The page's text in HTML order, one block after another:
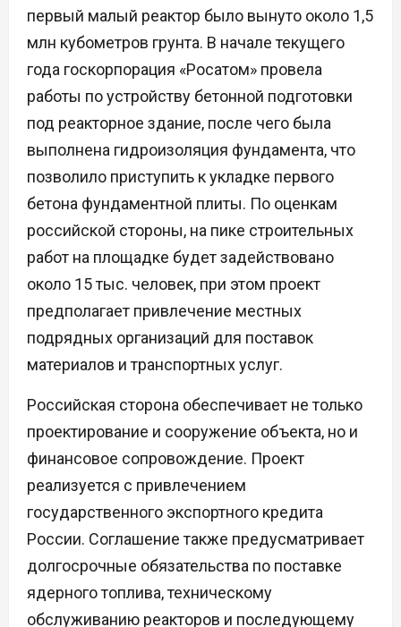
первый малый реактор было вынуто около 1,5
млн кубометров грунта. В начале текущего
года госкорпорация «Росатом» провела
работы по устройству бетонной подготовки
под реакторное здание, после чего была
выполнена гидроизоляция фундамента, что
позволило приступить к укладке первого
бетона фундаментной плиты. По оценкам
российской стороны, на пике строительных
работ на площадке будет задействовано
около 15 тыс. человек, при этом проект
предполагает привлечение местных
подрядных организаций для поставок
материалов и транспортных услуг.
Российская сторона обеспечивает не только
проектирование и сооружение объекта, но и
финансовое сопровождение. Проект
реализуется с привлечением
государственного экспортного кредита
России. Соглашение также предусматривает
долгосрочные обязательства по поставке
ядерного топлива, техническому
обслуживанию реакторов и последующему